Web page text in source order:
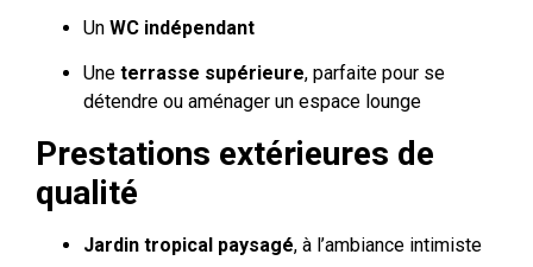
Un WC indépendant
Une terrasse supérieure, parfaite pour se
détendre ou aménager un espace lounge
Prestations extérieures de
qualité
Jardin tropical paysagé, à l’ambiance intimiste